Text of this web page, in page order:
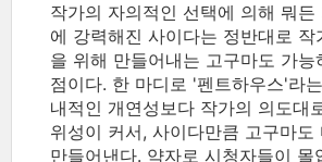
작가의 자의적인 선택에 의해 뭐든
에 강력해진 사이다는 정반대로 작
을 위해 만들어내는 고구마도 가능
점이다. 한 마디로 '펜트하우스'라
내적인 개연성보다 작가의 의도대
위성이 커서, 사이다만큼 고구마도
만들어낸다. 약자로 시청자들이 몰